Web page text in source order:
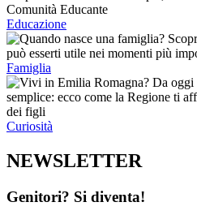
Educazione
Famiglia
Curiosità
NEWSLETTER
Genitori? Si diventa!